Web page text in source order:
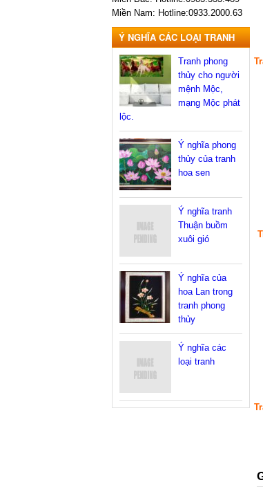
Miền Nam: Hotline:0933.2000.63
Ý NGHĨA CÁC LOẠI TRANH
Tranh phong
thủy cho người
mệnh Mộc,
mạng Mộc phát
lộc.
Ý nghĩa phong
thủy của tranh
hoa sen
Ý nghĩa tranh
Thuận buồm
xuôi gió
Ý nghĩa của
hoa Lan trong
tranh phong
thủy
Ý nghĩa các
loại tranh